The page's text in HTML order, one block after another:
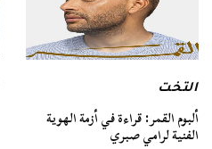
التخت
ألبوم القمر: قراءة في أزمة الهوية
الفنية لرامي صبري